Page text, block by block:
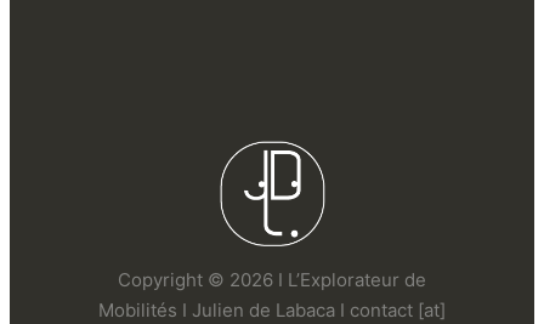
Copyright © 2026 I L’Explorateur de
Mobilités I Julien de Labaca I contact [at]